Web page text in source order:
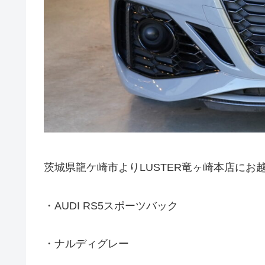
茨城県龍ケ崎市よりLUSTER竜ヶ崎本店にお
・AUDI RS5スポーツバック
・ナルディグレー